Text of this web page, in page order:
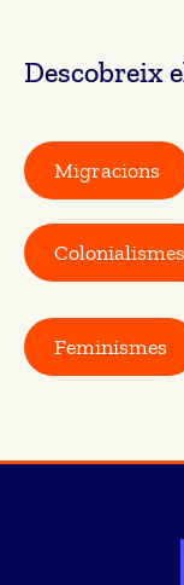
Descobreix
Migracions
Colonialismes
Feminismes